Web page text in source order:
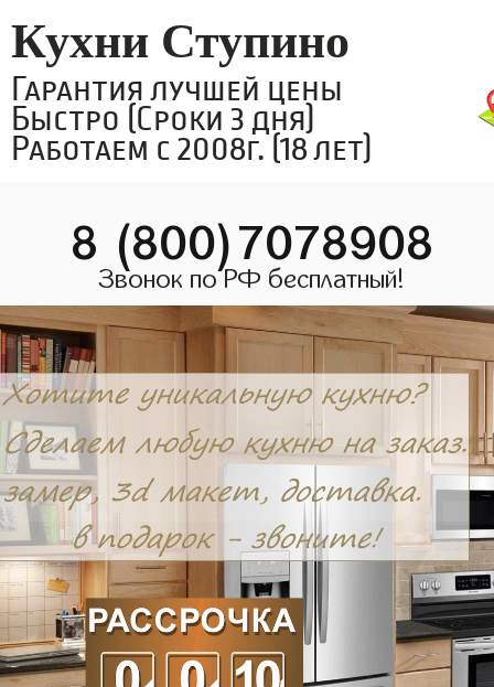
Кухни Ступино
Гарантия лучшей цены
Быстро (Сроки 3 дня)
Работаем с 2008г. (18 лет)
8 (800)7078908
Звонок по РФ бесплатный!